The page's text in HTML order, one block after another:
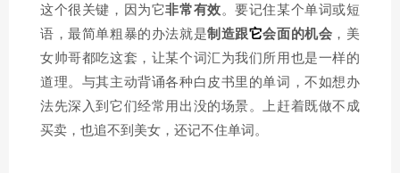
这个很关键，因为它非常有效。要记住某个单词或短
语，最简单粗暴的办法就是制造跟它会面的机会 ，美
女帅哥都吃这套，让某个词汇为我们所用也是一样的
道理。与其主动背诵各种白皮书里的单词，不如想办
法先深入到它们经常用出没的场景。上赶着既做不成
买卖，也追不到美女，还记不住单词。